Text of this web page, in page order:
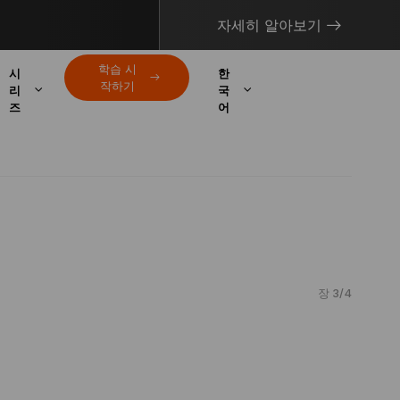
자세히 알아보기
시
리
즈
학습 시
작하기
한
국
어
장 3/4